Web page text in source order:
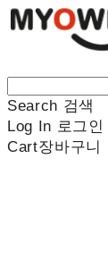
Search 검색
Log In 로그인
Cart장바구니